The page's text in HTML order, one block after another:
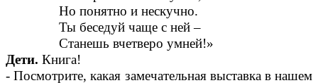
Но понятно и нескучно.
Ты беседуй чаще с ней –
Станешь вчетверо умней!»
Дети. Книга!
- Посмотрите, какая замечательная выставка в нашем